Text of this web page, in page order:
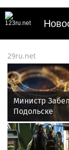
29ru.net
Министр
Подольске
задымление в
больнице